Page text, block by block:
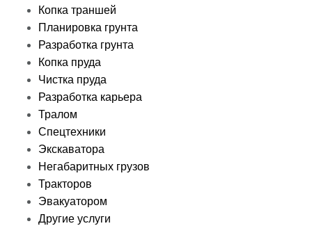
Копка траншей
Планировка грунта
Разработка грунта
Копка пруда
Чистка пруда
Разработка карьера
Тралом
Спецтехники
Экскаватора
Негабаритных грузов
Тракторов
Эвакуатором
Другие услуги